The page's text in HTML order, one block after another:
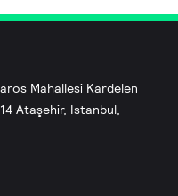
Mahallesi Kardelen
Ataşehir, Istanbul,